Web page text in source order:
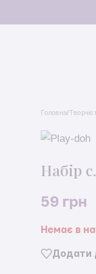
Головна/
Набір
59 грн
Немає в
Додати